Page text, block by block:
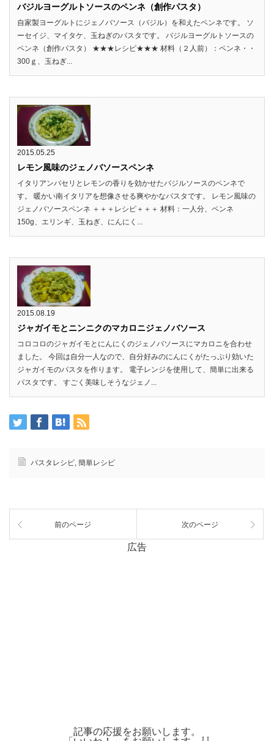
バジルヨーグルトソースのペンネ（創作パスタ）
自家製ヨーグルトにジェノバソース（バジル）を和えたペンネです。 ソ
ーセイジ、マイタケ、玉ねぎのパスタです。 バジルヨーグルトソースの
ペンネ（創作パスタ） ★★★レシピ★★★ 材料（２人前）：ペンネ・・
300ｇ、玉ねぎ...
2015.05.25
レモン風味のジェノバソースペンネ
イタリアンパセリとレモンの香りを効かせたバジルソースのペンネで
す。 暖かい南イタリアを想像させる爽やかなパスタです。 レモン風味の
ジェノバソースペンネ ＋＋＋レシピ＋＋＋ 材料：一人分、ペンネ
150g、エリンギ、玉ねぎ、にんにく...
2015.08.19
ジャガイモとニンニクのマカロニジェノバソース
コロコロのジャガイモとにんにくのジェノバソースにマカロニを合わせ
ました。 今回は自分一人なので、自分好みのにんにくがたっぷり効いた
ジャガイモのパスタを作ります。 電子レンジを使用して、簡単に出来る
パスタです。 すごく美味しそうなジェノ...
パスタレシピ, 簡単レシピ
前のページ 次のページ
広告
記事の応援をお願いします。